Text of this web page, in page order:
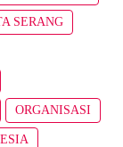
SERANG
ORGANISASI